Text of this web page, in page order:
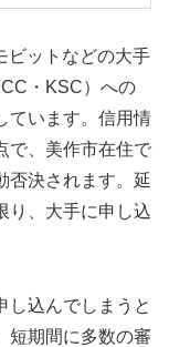
ビットなどの大手
・KSC）への
ています。信用情
で、美作市在住で
否決されます。延
り、大手に申し込
し込んでしまうと
短期間に多数の審